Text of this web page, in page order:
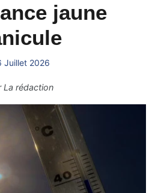
jaune
Juillet 2026
La rédaction